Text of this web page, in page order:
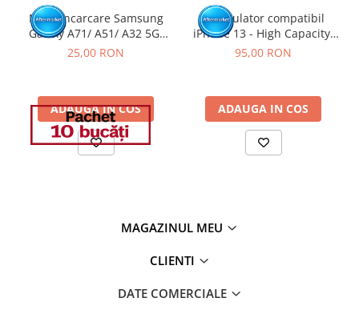
Mufa incarcare Samsung
Galaxy A71/ A51/ A32 5G/
A32/ A70/ A50/ A31/ A30S/
A30/ A22 4G/ A12/ A13 5G/
A21S / A14 5G-Pachet 10
buc
25,00 RON
ADAUGA IN COS
Acumulator compatibil
iPhone 13 - High Capacity,
Diagnostic - Sanatate 100%
95,00 RON
ADAUGA IN COS
MAGAZINUL MEU
CLIENTI
DATE COMERCIALE